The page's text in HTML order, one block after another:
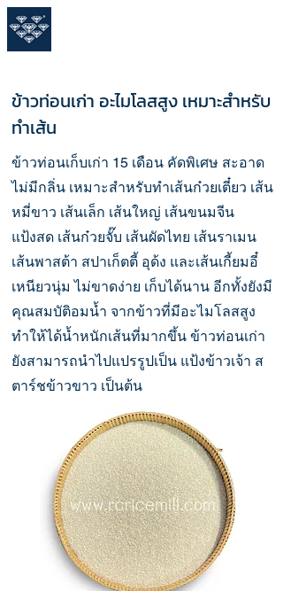
ข้าวท่อนเก่า อะไมโลสสูง เหมาะสำหรับ
ทำเส้น
ข้าวท่อนเก็บเก่า 15 เดือน คัดพิเศษ สะอาด
ไม่มีกลิ่น เหมาะสำหรับทำเส้นก๋วยเตี๋ยว เส้น
หมี่ขาว เส้นเล็ก เส้นใหญ่ เส้นขนมจีน
แป้งสด เส้นก๋วยจั๊บ เส้นผัดไทย เส้นราเมน
เส้นพาสต้า สปาเก็ตตี้ อุด้ง และเส้นเกี้ยมอี๋
เหนียวนุ่ม ไม่ขาดง่าย เก็บได้นาน อีกทั้งยังมี
คุณสมบัติอมน้ำ จากข้าวที่มีอะไมโลสสูง
ทำให้ได้น้ำหนักเส้นที่มากขึ้น ข้าวท่อนเก่า
ยังสามารถนำไปแปรรูปเป็น แป้งข้าวเจ้า ส
ตาร์ชข้าวขาว เป็นต้น